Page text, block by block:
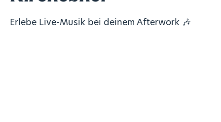
Erlebe Live-Musik bei deinem Afterwork 🎶